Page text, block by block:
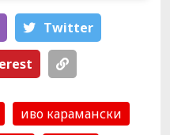
Тwitter
иво карамански